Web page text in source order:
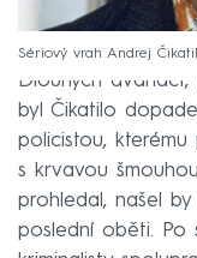
Sériový vrah Andrej
Dlouhých
byl Čikatilo
policistou,
s krvavou
prohledal, našel
poslední oběti. Po